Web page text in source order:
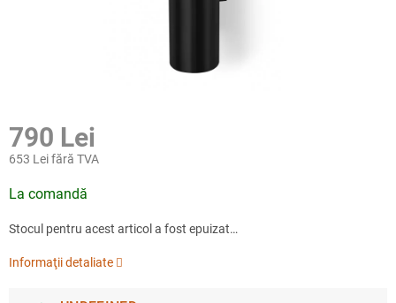
790 Lei
653 Lei fără TVA
preţ:
La comandă
Stocul pentru acest articol a fost epuizat…
Informaţii detaliate